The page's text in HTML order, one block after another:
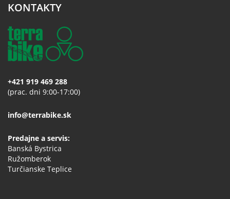
KONTAKTY
+421 919 469 288
(prac. dni 9:00-17:00)
info@terrabike.sk
Predajne a servis:
Banská Bystrica
Ružomberok
Turčianske Teplice